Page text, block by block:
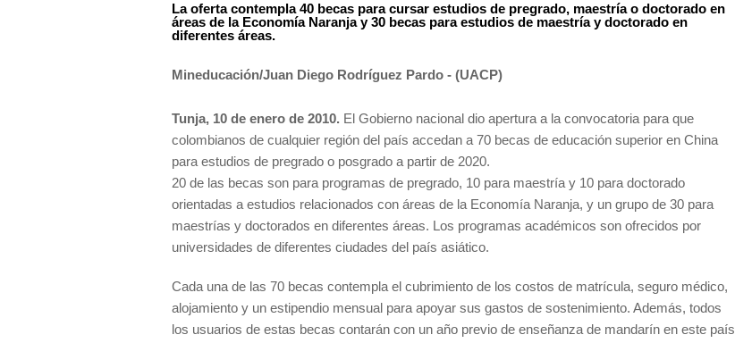
La oferta contempla 40 becas para cursar estudios de pregrado, maestría o doctorado en
áreas de la Economía Naranja y 30 becas para estudios de maestría y doctorado en
diferentes áreas.
Mineducación/Juan Diego Rodríguez Pardo - (UACP)
Tunja, 10 de enero de 2010. El Gobierno nacional dio apertura a la convocatoria para que
colombianos de cualquier región del país accedan a 70 becas de educación superior en China
para estudios de pregrado o posgrado a partir de 2020.
20 de las becas son para programas de pregrado, 10 para maestría y 10 para doctorado
orientadas a estudios relacionados con áreas de la Economía Naranja, y un grupo de 30 para
maestrías y doctorados en diferentes áreas. Los programas académicos son ofrecidos por
universidades de diferentes ciudades del país asiático.
Cada una de las 70 becas contempla el cubrimiento de los costos de matrícula, seguro médico,
alojamiento y un estipendio mensual para apoyar sus gastos de sostenimiento. Además, todos
los usuarios de estas becas contarán con un año previo de enseñanza de mandarín en este país